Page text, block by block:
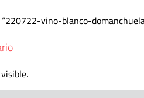
220722-vino-blanco-